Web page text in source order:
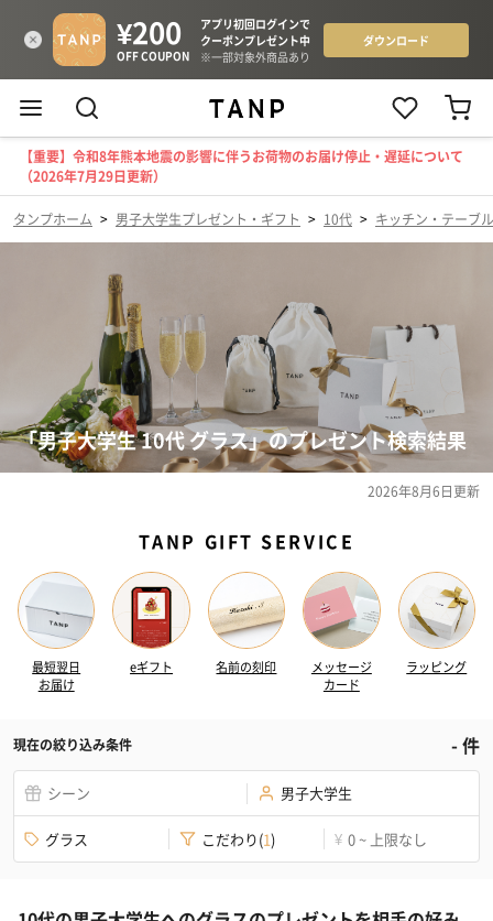
【重要】令和8年熊本地震の影響に伴うお荷物のお届け停止・遅延について
（2026年7月29日更新）
タンプホーム > 男子大学生プレゼント・ギフト > 10代 > キッチン・テーブ
「男子大学生 10代 グラス」のプレゼント検索結果
2026年8月6日更新
TANP GIFT SERVICE
最短翌日
お届け
eギフト 名前の刻印
メッセージ
カード
ラッピング
現在の絞り込み条件 -件
シーン 男子大学生
グラス こだわり(1) ¥ 0 ~ 上限なし